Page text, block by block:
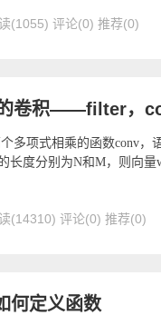
(1055) 评论(0) 推荐(0)
卷积——filter，
多项式相乘的函数conv
长度分别为N和M，则向
(14310) 评论(0) 推荐(0)
何定义函数